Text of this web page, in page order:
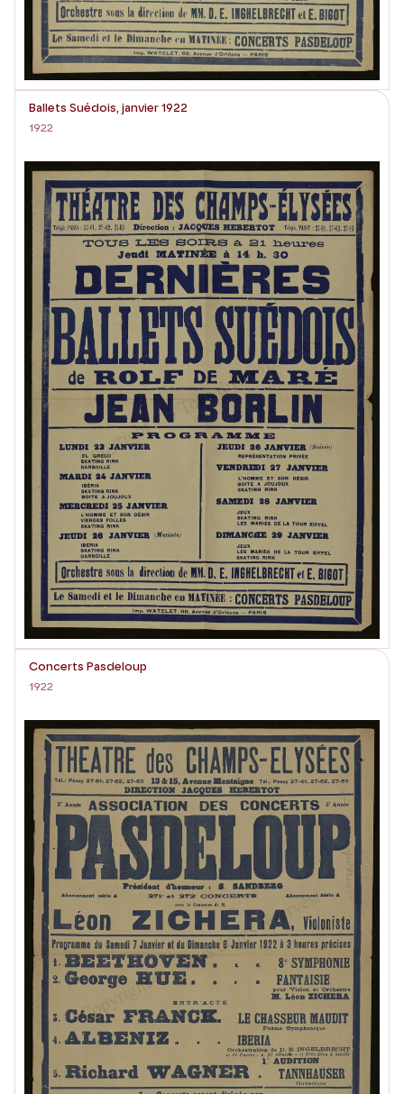
Ballets Suédois, janvier 1922
1922
Concerts Pasdeloup
1922